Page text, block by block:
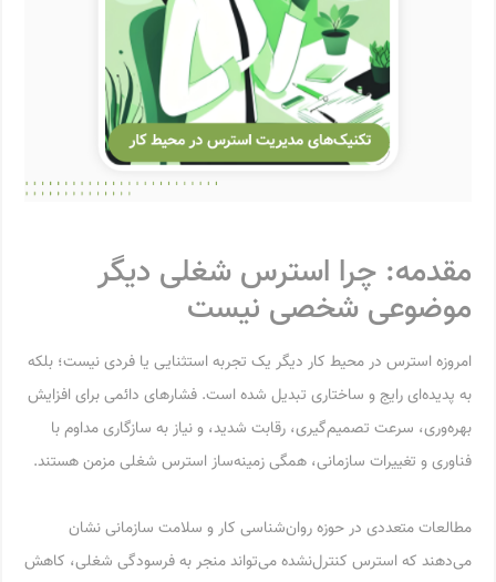
مقدمه: چرا استرس شغلی دیگر
موضوعی شخصی نیست
امروزه استرس در محیط کار دیگر یک تجربه استثنایی یا فردی نیست؛ بلکه
به پدیده‌ای رایج و ساختاری تبدیل شده است. فشارهای دائمی برای افزایش
بهره‌وری، سرعت تصمیم‌گیری، رقابت شدید، و نیاز به سازگاری مداوم با
فناوری و تغییرات سازمانی، همگی زمینه‌ساز استرس شغلی مزمن هستند.
مطالعات متعددی در حوزه روان‌شناسی کار و سلامت سازمانی نشان
می‌دهند که استرس کنترل‌نشده می‌تواند منجر به فرسودگی شغلی، کاهش